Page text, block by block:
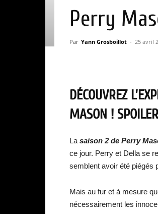
Perry
Par Yann Grosboillot - 25 avril
DÉCOUVREZ
MASON !
La saison 2 de Perry
ce jour. Perry et Della se
semblent avoir été piégés
Mais au fur et à mesure
nécessairement les